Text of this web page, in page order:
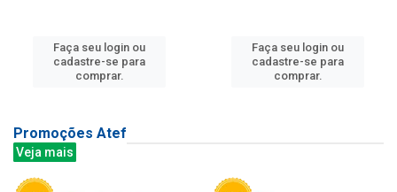
Faça seu login ou
cadastre-se para
comprar.
Faça seu login ou
cadastre-se para
comprar.
Promoções Atef
Veja mais